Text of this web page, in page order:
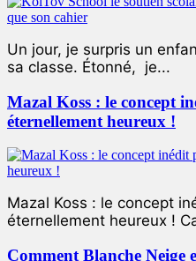
Un jour, je surpris un
sa classe. Étonné, je...
Mazal Koss : le concept
éternellement heureux !
Mazal Koss : le concept
éternellement heureux !
Comment Blanche Neige